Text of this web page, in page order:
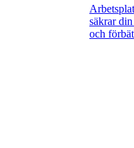
säkrar
och